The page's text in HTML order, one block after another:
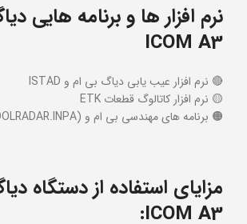
ICOM A3
🔴 نرم افزار عیب یابی دیاگ بی ام و ISTAD
🟡 نرم افزار کاتالوگ قطعات ETK
🟠 برنامه های مهندسی بی ام و (NSYS,ESYS,ITOOLRADAR.INPA)
ICOM A3
: